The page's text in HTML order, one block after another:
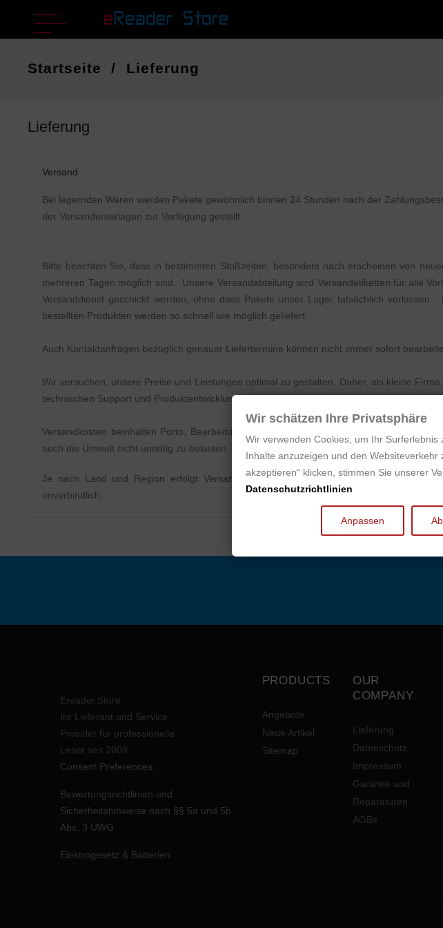
Startseite Lieferung
Lieferung
Versand
Bei lagernden Waren werden Pakete gewöhnlich binnen 24 Stunden nach der
der Versandunterlagen zur Verfügung gestellt.
Bitte beachten Sie, dass in bestimmten Stoßzeiten, besonders nach erscheinen von
mehreren Tagen möglich sind. Unsere Versandabteilung wird Versandetiketten für alle
Versanddienst geschickt werden, ohne dass Pakete unser Lager tatsächlich
bestellten Produkten werden so schnell wie möglich geliefert.
Auch Kontaktanfragen bezüglich genauer Liefertermine können nicht immer sofort
Wir versuchen, unsere Preise und Leistungen optimal zu gestalten. Daher, als kleine
technischen Support und Produktentwicklung investieren.
Versandkosten beinhalten Porto, Bearbeitungs- und Verpackungskosten. Für unsere
auch die Umwelt nicht unnötig zu belasten.
Je nach Land und Region erfolgt Versand entweder per DHL (Deutschland) oder
unverbindlich.
Ereader.Store
Ihr Lieferant und Service
Provider für professionelle
Leser seit 2009
Consent Preferences
Bewertungsrichtlinien und
Sicherheitshinweise nach §§ 5a und 5b
Abs. 3 UWG
Elektrogesetz & Batterien
PRODUCTS
Angebote
Neue Artikel
Sitemap
OUR
COMPANY
Lieferung
Datenschutz
Impressum
Garantie und
Reparaturen
AGBs
Wir schätzen Ihre Privatsphäre
Wir verwenden Cookies, um Ihr
Inhalte anzuzeigen und den Websiteverkehr
akzeptieren“ klicken, stimmen Sie unserer
Datenschutzrichtlinien
Anpassen